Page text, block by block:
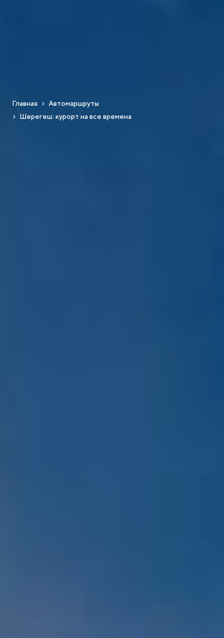
Главная
Автомаршруты
Шерегеш: курорт на все времена